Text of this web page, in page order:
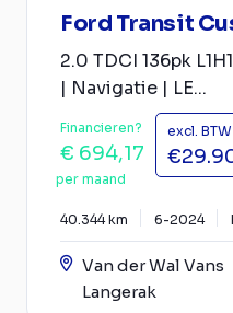
Ford Transit
2.0 TDCI 136pk
| Navigatie | LE...
Financieren?
€ 694,17
per maand
excl. BTW
40.344 km 6-2024
Van der Wal Vans
Langerak